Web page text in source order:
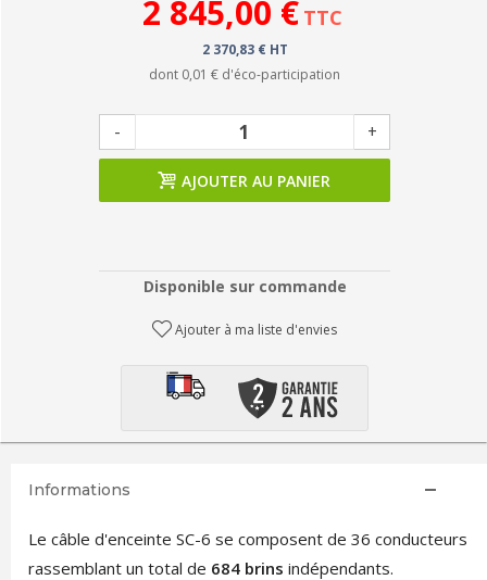
2 845,00 € TTC
2 370,83 € HT
dont 0,01 € d'éco-participation
- +
AJOUTER AU PANIER
Disponible sur commande
Ajouter à ma liste d'envies
Informations
Le câble d'enceinte SC-6 se composent de 36 conducteurs
rassemblant un total de 684 brins indépendants.